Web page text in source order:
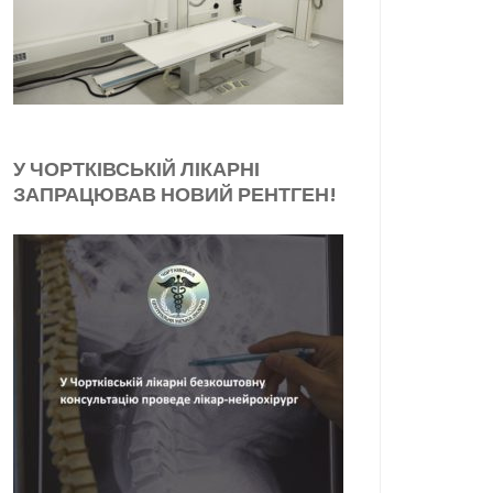
У ЧОРТКІВСЬКІЙ ЛІКАРНІ
ЗАПРАЦЮВАВ НОВИЙ РЕНТГЕН!